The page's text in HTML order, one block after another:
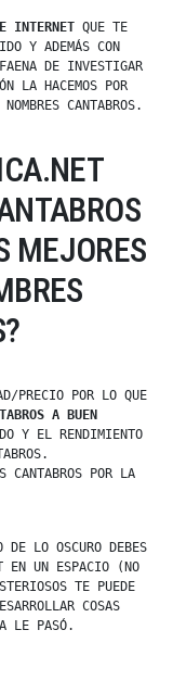
INTERNET QUE TE
Y ADEMÁS CON
DE INVESTIGAR
LA HACEMOS POR
CANTABROS.
MEJORES
PRECIO POR LO QUE
A BUEN
Y EL RENDIMIENTO
CANTABROS POR LA
LO OSCURO DEBES
EN UN ESPACIO (NO
TE PUEDE
COSAS
LE PASÓ.